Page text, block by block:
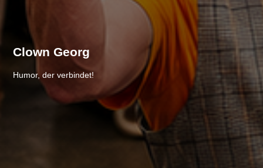
Clown Georg
Humor, der verbindet!